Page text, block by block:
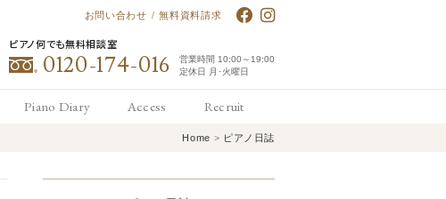
お問い合わせ / 無料資料請求
ピアノ何でも無料相談室
0120-174-016
営業時間 10:00～19:00
定休日 月･火曜日
Piano Diary Access Recruit
求人情報
Home > ピアノ日誌